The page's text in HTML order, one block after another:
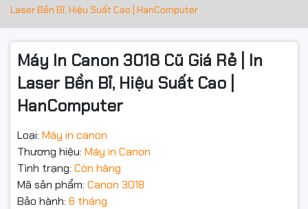
Laser Bền Bỉ, Hiệu Suất Cao | HanComputer
Máy In Canon 3018 Cũ Giá Rẻ | In
Laser Bền Bỉ, Hiệu Suất Cao |
HanComputer
Loại: Máy in canon
Thương hiệu: Máy in Canon
Tình trạng: Còn hàng
Mã sản phẩm: Canon 3018
Bảo hành: 6 tháng
Khổ giấy hỗ trợ A4, A5, Letter
Tốc độ in
Độ phân giải